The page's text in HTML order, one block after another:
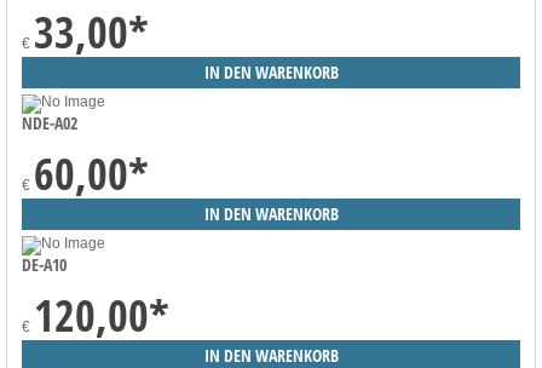
€ 33,00*
NDE-A02
€ 60,00*
DE-A10
€ 120,00*